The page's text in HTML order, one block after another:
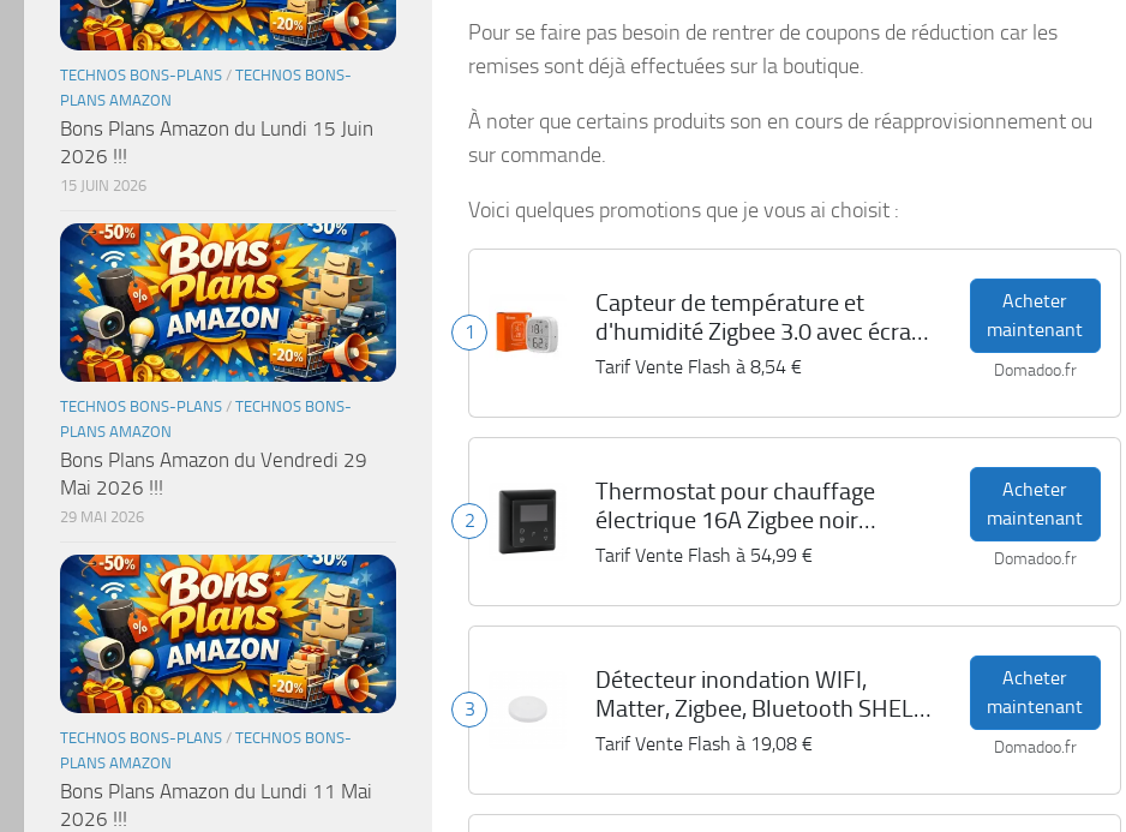
Pour se faire pas besoin de rentrer de coupons de réduction car les
remises sont déjà effectuées sur la boutique.
À noter que certains produits son en cours de réapprovisionnement ou
sur commande.
Voici quelques promotions que je vous ai choisit :
1
Capteur de température et
d'humidité Zigbee 3.0 avec écran
SNZB-02D Sonoff
Tarif Vente Flash à 8,54 €
Acheter
maintenant
Domadoo.fr
2
Thermostat pour chauffage
électrique 16A Zigbee noir
SUNRICHER
Tarif Vente Flash à 54,99 €
Acheter
maintenant
Domadoo.fr
3
Détecteur inondation WIFI,
Matter, Zigbee, Bluetooth SHELLY
FLOOD S GEN4
Tarif Vente Flash à 19,08 €
Acheter
maintenant
Domadoo.fr
TECHNOS BONS-PLANS / TECHNOS BONS-
PLANS AMAZON
Bons Plans Amazon du Lundi 15 Juin
2026 !!!
15 JUIN 2026
TECHNOS BONS-PLANS / TECHNOS BONS-
PLANS AMAZON
Bons Plans Amazon du Vendredi 29
Mai 2026 !!!
29 MAI 2026
TECHNOS BONS-PLANS / TECHNOS BONS-
PLANS AMAZON
Bons Plans Amazon du Lundi 11 Mai
2026 !!!